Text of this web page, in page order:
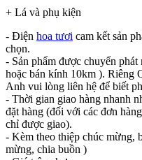
+ Lá và phụ kiện
- Điện hoa tươi cam kết sản
chọn.
- Sản phẩm được chuyển
hoặc bán kính 10km ). Riêng
Anh vui lòng liên hệ để biết
- Thời gian giao hàng nhanh
đặt hàng (đối với các đơn
chỉ được giao).
- Kèm theo thiệp chúc mừng,
mừng, chia buồn )